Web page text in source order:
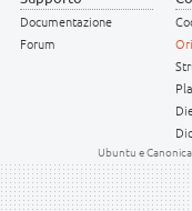
Documentazione
Forum
Ubuntu e